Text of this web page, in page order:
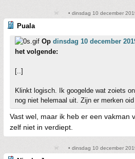
• dinsdag 10 december
Puala
Op dinsdag 10 december
het volgende:
[..]
Klinkt logisch. Ik googelde wat zoiets
nog niet helemaal uit. Zijn er merken
Vast wel, maar ik heb er een vakman
zelf niet in verdiept.
• dinsdag 10 december